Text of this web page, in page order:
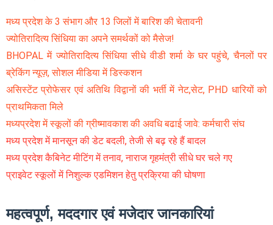
मध्य प्रदेश के 3 संभाग और 13 जिलों में बारिश की चेतावनी
ज्योतिरादित्य सिंधिया का अपने समर्थकों को मैसेज!
BHOPAL में ज्योतिरादित्य सिंधिया सीधे वीडी शर्मा के घर पहुंचे, चैनलों पर
ब्रेकिंग न्यूज़, सोशल मीडिया में डिस्कशन
असिस्टेंट प्रोफेसर एवं अतिथि विद्वानों की भर्ती में नेट,सेट, PHD धारियों को
प्राथमिकता मिले
मध्यप्रदेश में स्कूलों की ग्रीष्मावकाश की अवधि बढाई जावे: कर्मचारी संघ
मध्य प्रदेश में मानसून की डेट बदली, तेजी से बढ़ रहे हैं बादल
मध्य प्रदेश कैबिनेट मीटिंग में तनाव, नाराज गृहमंत्री सीधे घर चले गए
प्राइवेट स्कूलों में निशुल्क एडमिशन हेतु प्रक्रिया की घोषणा
महत्वपूर्ण, मददगार एवं मजेदार जानकारियां